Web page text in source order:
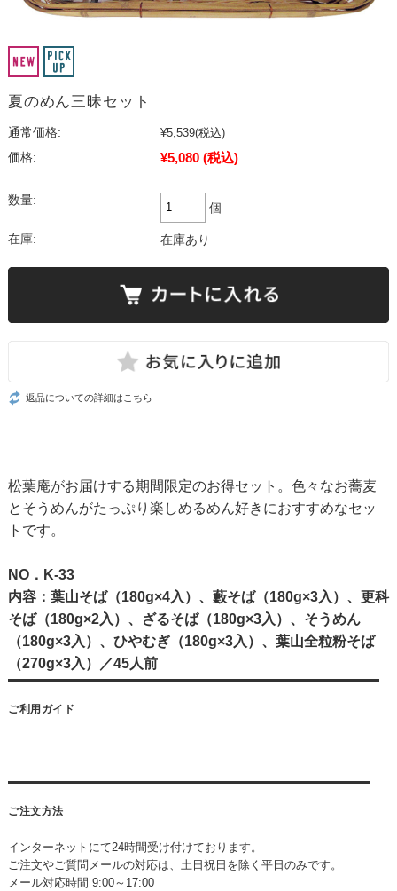
夏のめん三昧セット
通常価格: ¥5,539(税込)
価格:
¥5,080 (税込)
数量:
個
在庫: 在庫あり
返品についての詳細はこちら
松葉庵がお届けする期間限定のお得セット。色々なお蕎麦
とそうめんがたっぷり楽しめるめん好きにおすすめなセッ
トです。
NO．K-33
内容：葉山そば（180g×4入）、藪そば（180g×3入）、更科
そば（180g×2入）、ざるそば（180g×3入）、そうめん
（180g×3入）、ひやむぎ（180g×3入）、葉山全粒粉そば
（270g×3入）／45人前
ご利用ガイド
ご注文方法
インターネットにて24時間受け付けております。
ご注文やご質問メールの対応は、土日祝日を除く平日のみです。
メール対応時間 9:00～17:00